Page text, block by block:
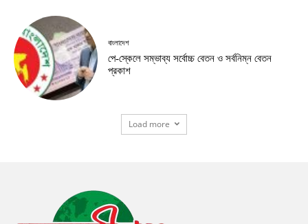
বাংলাদেশ
পে-স্কেলে সম্ভাব্য সর্বোচ্চ বেতন ও সর্বনিম্ন বেতন
প্রকাশ
Load more